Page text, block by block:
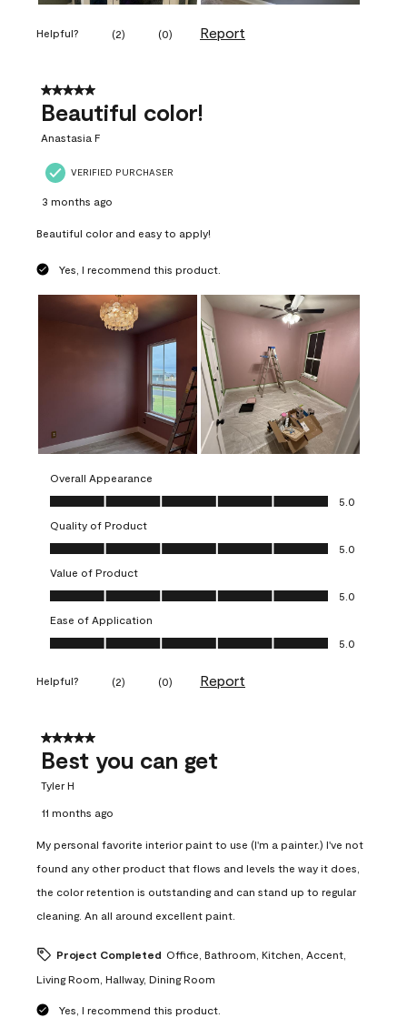
Helpful? (2) (0) Report
5 out of 5 stars.
Beautiful color!
Anastasia F
VERIFIED PURCHASER
3 months ago
Beautiful color and easy to apply!
Yes, I recommend this product.
Overall Appearance
Overall Appearance, 5.0 out of 5
5.0
Quality of Product
Quality of Product, 5.0 out of 5
5.0
Value of Product
Value of Product, 5.0 out of 5
5.0
Ease of Application
Ease of Application, 5.0 out of 5
5.0
Helpful? (2) (0) Report
5 out of 5 stars.
Best you can get
Tyler H
11 months ago
My personal favorite interior paint to use (I'm a painter.) I've not
found any other product that flows and levels the way it does,
the color retention is outstanding and can stand up to regular
cleaning. An all around excellent paint.
Project Completed Office, Bathroom, Kitchen, Accent,
Living Room, Hallway, Dining Room
Yes, I recommend this product.